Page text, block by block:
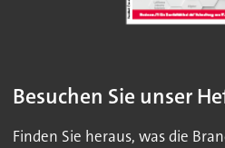
Besuchen Sie unser
Finden Sie heraus, was die